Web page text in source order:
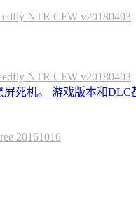
NTR CFW v20180403
NTR CFW v20180403
死机。 游戏版本和
20161016